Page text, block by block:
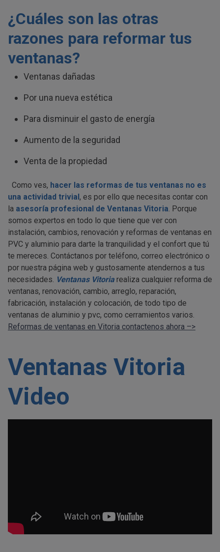
¿Cuáles son las otras
razones para reformar tus
ventanas?
Ventanas dañadas
Por una nueva estética
Para disminuir el gasto de energía
Aumento de la seguridad
Venta de la propiedad
Como ves, hacer las reformas de tus ventanas no es
una actividad trivial, es por ello que necesitas contar con
la asesoría profesional de Ventanas Vitoria . Porque
somos expertos en todo lo que tiene que ver con
instalación, cambios, renovación y reformas de ventanas en
PVC y aluminio para darte la tranquilidad y el confort que tú
te mereces. Contáctanos por teléfono, correo electrónico o
por nuestra página web y gustosamente atendernos a tus
necesidades. Ventanas Vitoria realiza cualquier reforma de
ventanas, renovación, cambio, arreglo, reparación,
fabricación, instalación y colocación, de todo tipo de
ventanas de aluminio y pvc, como cerramientos varios.
Reformas de ventanas en Vitoria contactenos ahora –>
Ventanas Vitoria
Video